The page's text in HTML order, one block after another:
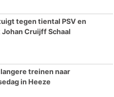
tegen tiental PSV en
Cruijff Schaal
treinen naar
in Heeze